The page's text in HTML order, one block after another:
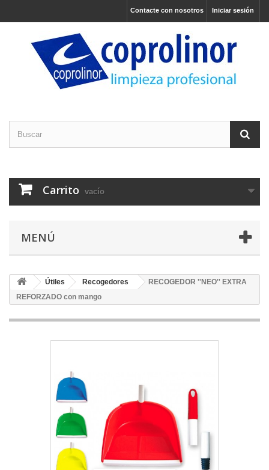
Iniciar sesión
Contacte con nosotros
Carrito vacío
MENÚ
Útiles Recogedores
RECOGEDOR ''NEO'' EXTRA
REFORZADO con mango